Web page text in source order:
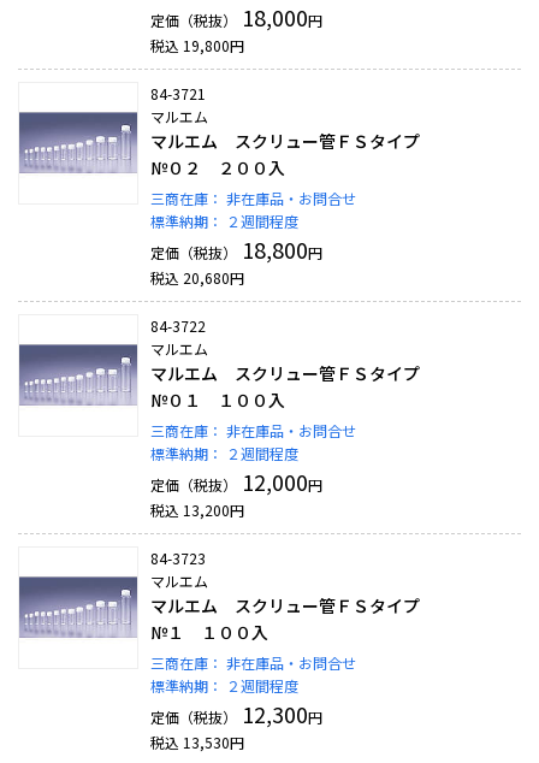
定価（税抜）
18,000円
税込 19,800円
84-3721
マルエム
マルエム スクリュー管ＦＳタイプ
№０２ ２００入
三商在庫： 非在庫品・お問合せ
標準納期：
２週間程度
定価（税抜）
18,800円
税込 20,680円
84-3722
マルエム
マルエム スクリュー管ＦＳタイプ
№０１ １００入
三商在庫： 非在庫品・お問合せ
標準納期：
２週間程度
定価（税抜）
12,000円
税込 13,200円
84-3723
マルエム
マルエム スクリュー管ＦＳタイプ
№１ １００入
三商在庫： 非在庫品・お問合せ
標準納期：
２週間程度
定価（税抜）
12,300円
税込 13,530円